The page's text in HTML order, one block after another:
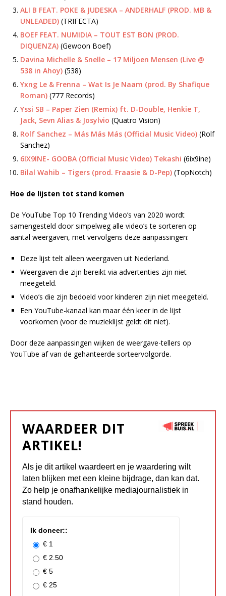
ALI B FEAT. POKE & JUDESKA – ANDERHALF (PROD. MB &
UNLEADED) (TRIFECTA)
BOEF FEAT. NUMIDIA – TOUT EST BON (PROD.
DIQUENZA) (Gewoon Boef)
Davina Michelle & Snelle – 17 Miljoen Mensen (Live @
538 in Ahoy) (538)
Yxng Le & Frenna – Wat Is Je Naam (prod. By Shafique
Roman) (777 Records)
Yssi SB – Paper Zien (Remix) ft. D-Double, Henkie T,
Jack, Sevn Alias & Josylvio (Quatro Vision)
Rolf Sanchez – Más Más Más (Official Music Video) (Rolf
Sanchez)
6IX9INE- GOOBA (Official Music Video) Tekashi (6ix9ine)
Bilal Wahib – Tigers (prod. Fraasie & D-Pep) (TopNotch)
Hoe de lijsten tot stand komen
De YouTube Top 10 Trending Video’s van 2020 wordt
samengesteld door simpelweg alle video’s te sorteren op
aantal weergaven, met vervolgens deze aanpassingen:
Deze lijst telt alleen weergaven uit Nederland.
Weergaven die zijn bereikt via advertenties zijn niet
meegeteld.
Video’s die zijn bedoeld voor kinderen zijn niet meegeteld.
Een YouTube-kanaal kan maar één keer in de lijst
voorkomen (voor de muzieklijst geldt dit niet).
Door deze aanpassingen wijken de weergave-tellers op
YouTube af van de gehanteerde sorteervolgorde.
WAARDEER DIT
ARTIKEL!
Als je dit artikel waardeert en je waardering wilt
laten blijken met een kleine bijdrage, dan kan dat.
Zo help je onafhankelijke mediajournalistiek in
stand houden.
Ik doneer::
€ 1
€ 2.50
€ 5
€ 25